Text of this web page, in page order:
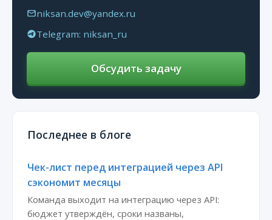
niksan.dev@yandex.ru
Telegram: niksan_ru
Обсудить задачу
Последнее в блоге
Чек-лист перед интеграцией через API
сэкономит месяцы
Команда выходит на интеграцию через API:
бюджет утверждён, сроки названы,